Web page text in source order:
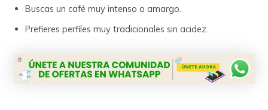
Buscas un café muy intenso o amargo.
Prefieres perfiles muy tradicionales sin acidez.